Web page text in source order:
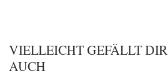
VIELLEICHT GEFÄLLT DIR
AUCH